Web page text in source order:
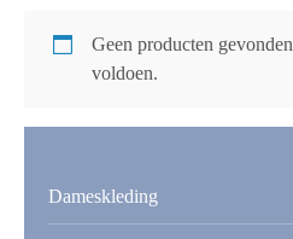
Dameskleding
Geen producten
voldoen.